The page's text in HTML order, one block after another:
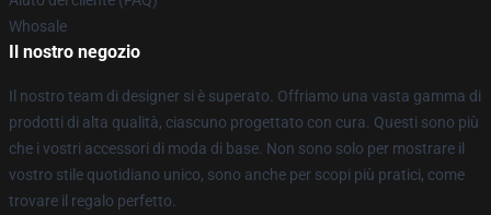
Whosale
Il nostro negozio
Il nostro team di designer si è superato. Offriamo una vasta gamma di
prodotti di alta qualità, ciascuno progettato con cura. Questi sono più
che i vostri accessori di moda di base. Non sono solo per mostrare il
vostro stile quotidiano unico, sono anche per scopi più pratici, come
trovare il regalo perfetto.